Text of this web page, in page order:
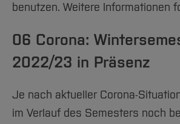
benutzen. Weitere Informationen
06 Corona:
2022/23 in Präsenz
Je nach aktueller Corona-
im Verlauf des Semesters noch